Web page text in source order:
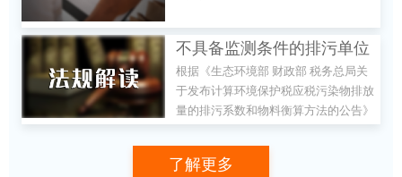
不具备监测条件的排污单位
应税污染物排放量如何计
算？
根据《生态环境部 财政部 税务总局关
于发布计算环境保护税应税污染物排放
量的排污系数和物料衡算方法的公告》
2021年第16号）的规定：“一、属于排
污许可管理的排污单位，适用生态环境
了解更多